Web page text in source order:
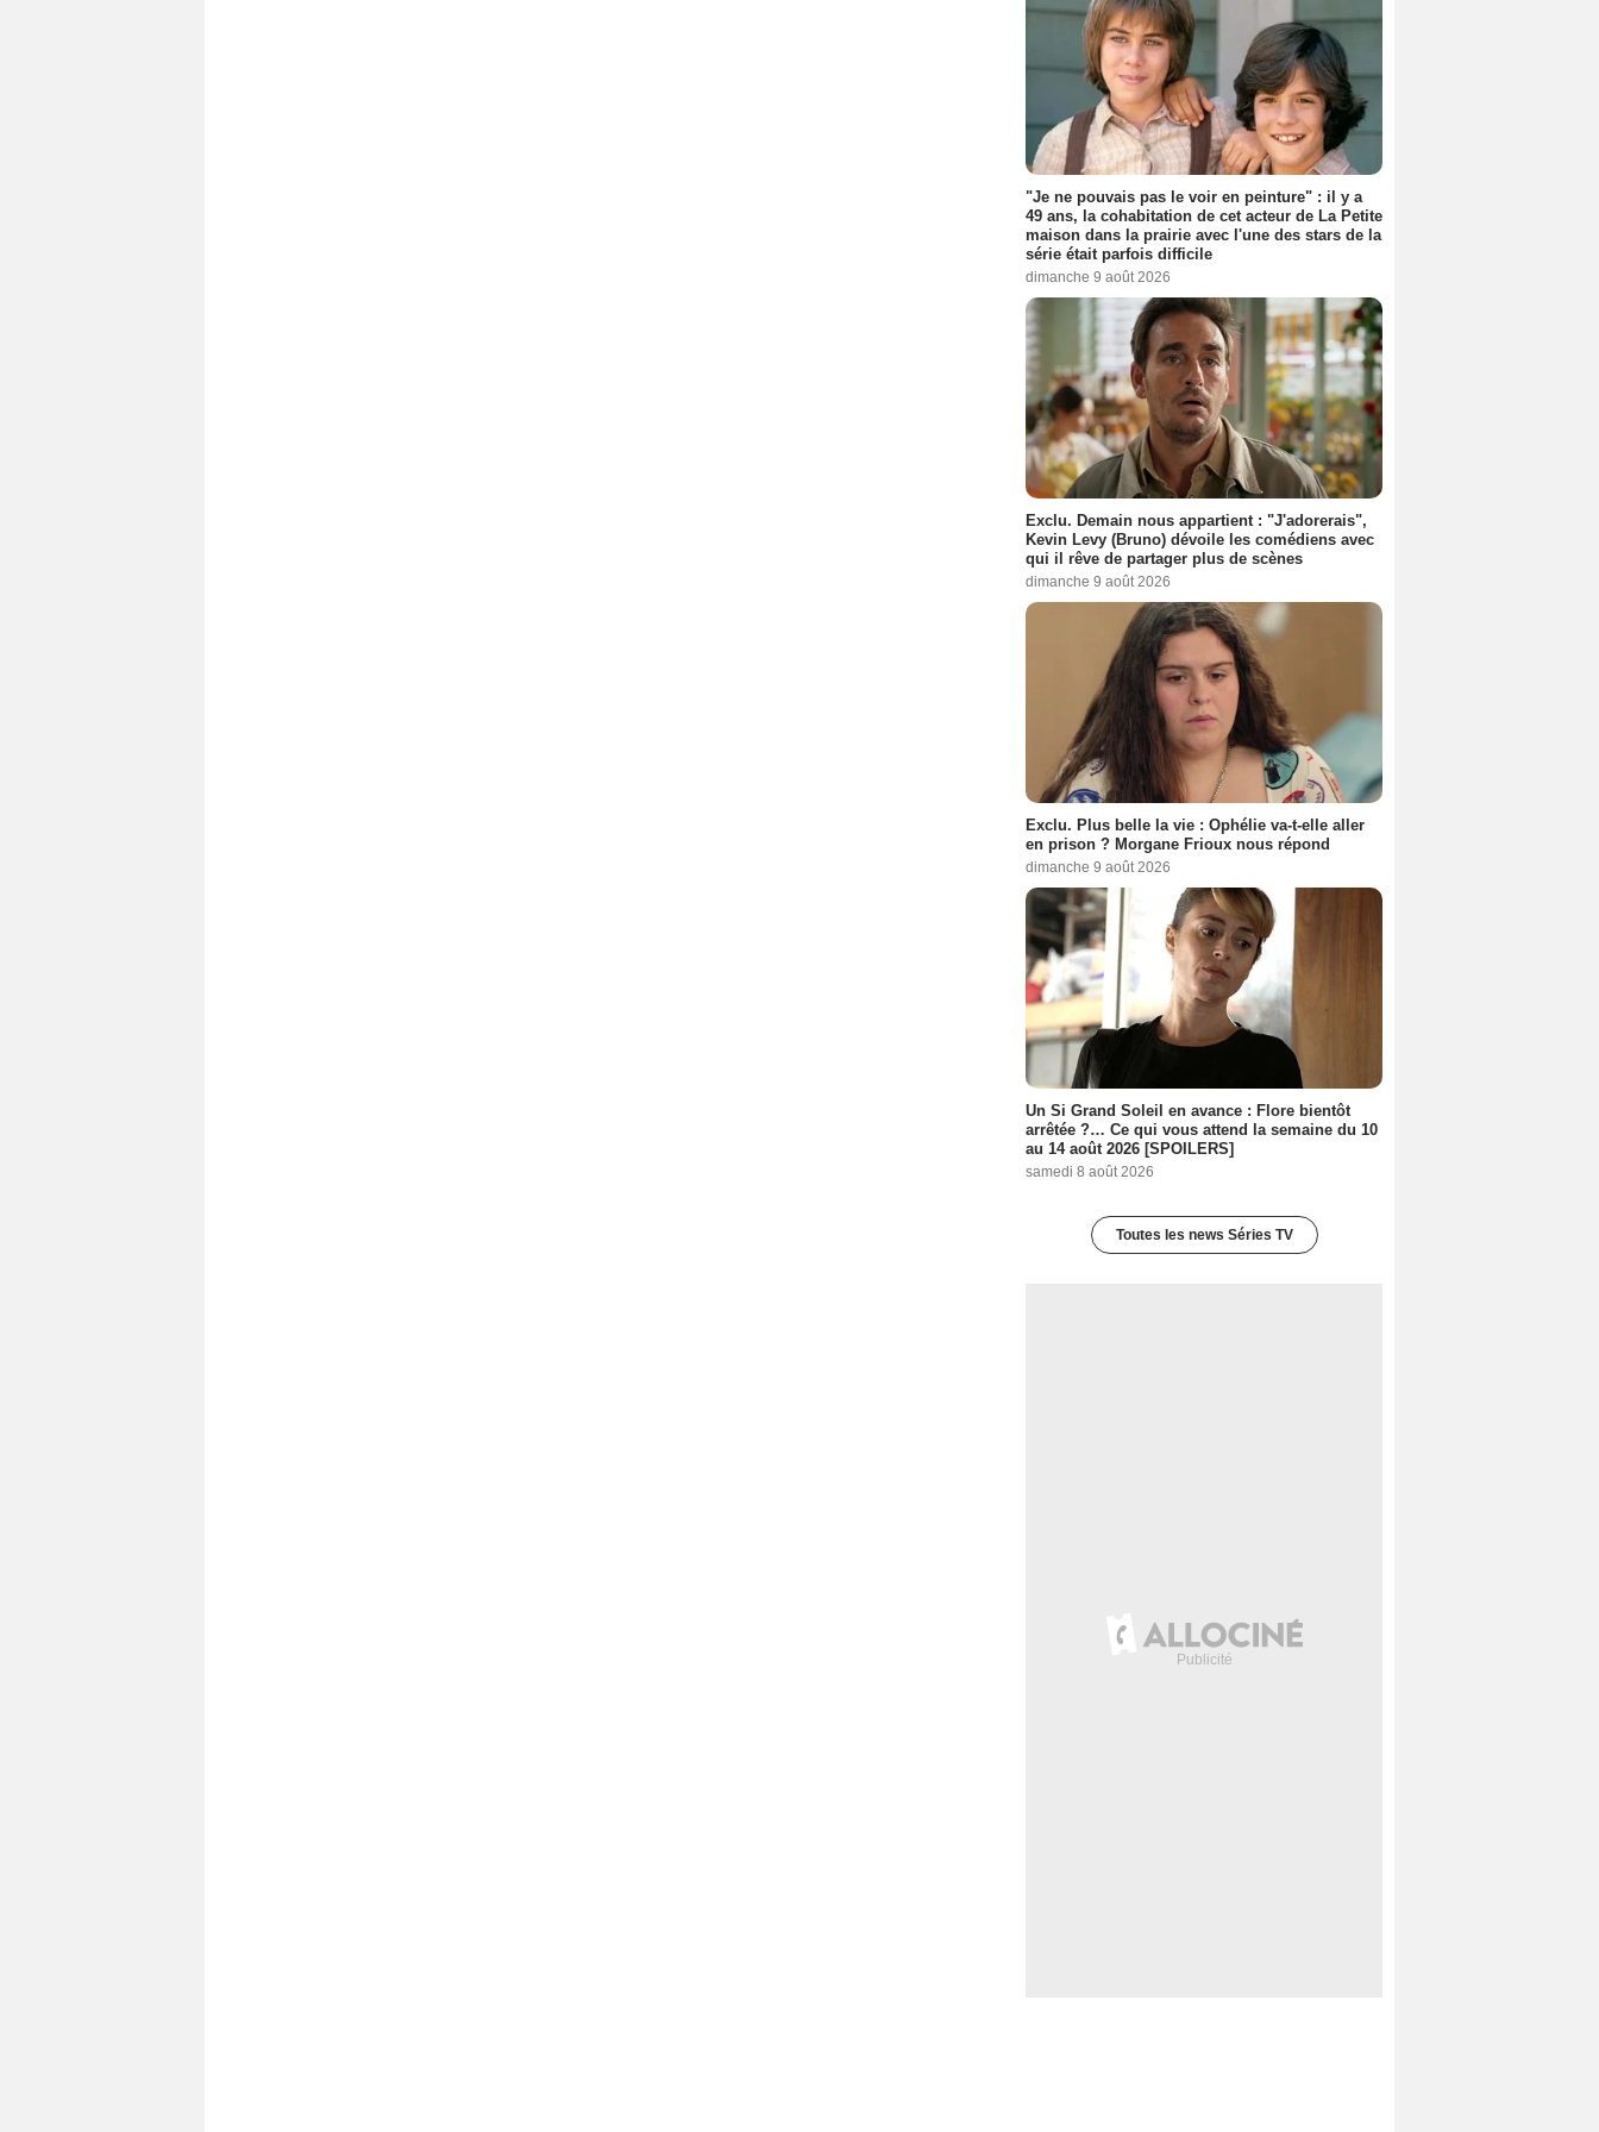
"Je ne pouvais pas le voir en peinture" : il y a
49 ans, la cohabitation de cet acteur de La Petite
maison dans la prairie avec l'une des stars de la
série était parfois difficile
dimanche 9 août 2026
Exclu. Demain nous appartient : "J'adorerais",
Kevin Levy (Bruno) dévoile les comédiens avec
qui il rêve de partager plus de scènes
dimanche 9 août 2026
Exclu. Plus belle la vie : Ophélie va-t-elle aller
en prison ? Morgane Frioux nous répond
dimanche 9 août 2026
Un Si Grand Soleil en avance : Flore bientôt
arrêtée ?… Ce qui vous attend la semaine du 10
au 14 août 2026 [SPOILERS]
samedi 8 août 2026
Toutes les news Séries TV